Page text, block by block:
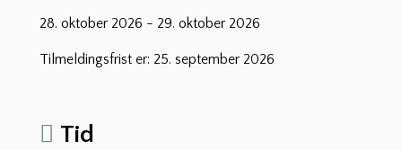
28. oktober 2026 - 29. oktober 2026
Tilmeldingsfrist er: 25. september 2026
Tid